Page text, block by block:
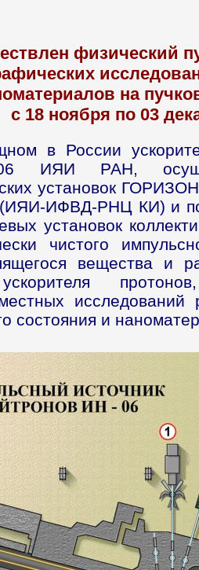
физический
на
с 18 ноября по 03
в России
ИЯИ РАН,
установок
ИФВД-РНЦ КИ) и
установок
чистого
вещества и
ускорителя
исследований
состояния и